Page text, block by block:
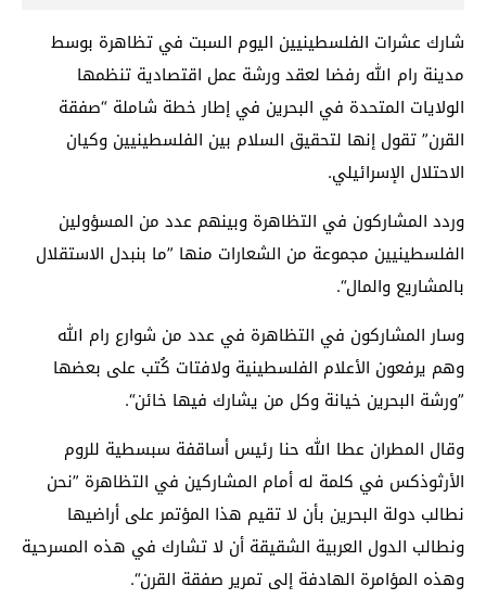
شارك عشرات الفلسطينيين اليوم السبت في تظاهرة بوسط
مدينة رام الله رفضا لعقد ورشة عمل اقتصادية تنظمها
الولايات المتحدة في البحرين في إطار خطة شاملة “صفقة
القرن” تقول إنها لتحقيق السلام بين الفلسطينيين وكيان
الاحتلال الإسرائيلي.
وردد المشاركون في التظاهرة وبينهم عدد من المسؤولين
الفلسطينيين مجموعة من الشعارات منها ”ما بنبدل الاستقلال
بالمشاريع والمال“.
وسار المشاركون في التظاهرة في عدد من شوارع رام الله
وهم يرفعون الأعلام الفلسطينية ولافتات كُتب على بعضها
”ورشة البحرين خيانة وكل من يشارك فيها خائن“.
وقال المطران عطا الله حنا رئيس أساقفة سبسطية للروم
الأرثوذكس في كلمة له أمام المشاركين في التظاهرة ”نحن
نطالب دولة البحرين بأن لا تقيم هذا المؤتمر على أراضيها
ونطالب الدول العربية الشقيقة أن لا تشارك في هذه المسرحية
وهذه المؤامرة الهادفة إلى تمرير صفقة القرن“.